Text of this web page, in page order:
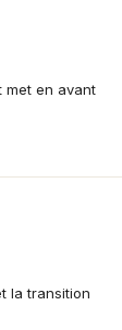
met en avant
la transition